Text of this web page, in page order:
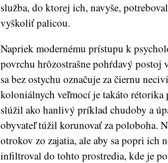
služba, do ktorej ich, navyše,
vyškoliť palicou.
Napriek modernému prístupu k
povrchu hrôzostrašne pohŕdavý postoj
sa bez ostychu označuje za čiernu
koloniálnych veľmocí je takáto
slúžil ako hanlivý príklad chudoby a
obyvateľ túžil korunovať za poloboha.
otrokov zo zajatia, ale aby sa popri ich
infiltroval do tohto prostredia, kde je